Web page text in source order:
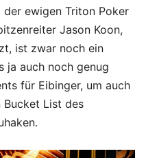
der ewigen Triton Poker
Jason Koon,
ist zwar noch ein
ja auch noch genug
für Eibinger, um auch
Bucket List des